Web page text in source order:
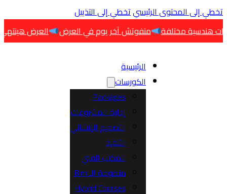
إلى المحتوى الرئيسيتخطي إلى التذييل
متفوتش آخر يوم في العرض
العرض هينتهي اليوم
الرئيسية
الكورسات
Packages
إدارة المشروعات
التصميم الإنشائي
التنفيذ
المكتب الفني
منظومة الـ Bim
Hybrid Courses